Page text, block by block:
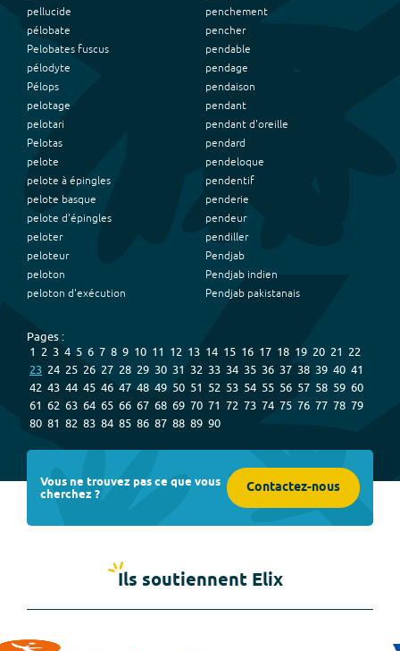
pellucide
pélobate
Pelobates fuscus
pélodyte
Pélops
pelotage
pelotari
Pelotas
pelote
pelote à épingles
pelote basque
pelote d'épingles
peloter
peloteur
peloton
peloton d'exécution
penchement
pencher
pendable
pendage
pendaison
pendant
pendant d'oreille
pendard
pendeloque
pendentif
penderie
pendeur
pendiller
Pendjab
Pendjab indien
Pendjab pakistanais
Pages :
1 2 3 4 5 6 7 8 9 10 11 12 13 14 15 16 17 18 19 20 21 22
23 24 25 26 27 28 29 30 31 32 33 34 35 36 37 38 39 40 41
42 43 44 45 46 47 48 49 50 51 52 53 54 55 56 57 58 59 60
61 62 63 64 65 66 67 68 69 70 71 72 73 74 75 76 77 78 79
80 81 82 83 84 85 86 87 88 89 90
Vous ne trouvez pas ce que vous
cherchez ? Contactez-nous
Ils soutiennent Elix